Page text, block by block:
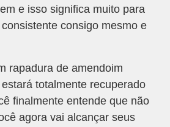
e isso significa muito para
consigo mesmo e
rapadura de amendoim
totalmente recuperado
finalmente entende que não
agora vai alcançar seus